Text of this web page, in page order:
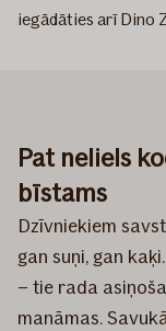
iegādāties arī Dino
Pat neliels
bīstams
Dzīvniekiem
gan suņi, gan
– tie rada
manāmas.